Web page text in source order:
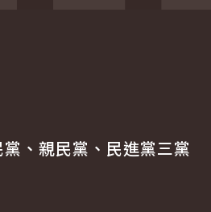
、親民黨、民進黨三黨